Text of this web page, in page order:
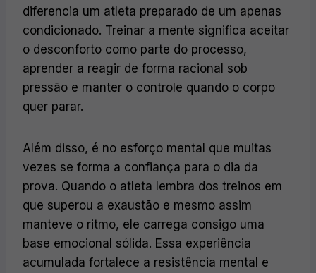
diferencia um atleta preparado de um apenas
condicionado. Treinar a mente significa aceitar
o desconforto como parte do processo,
aprender a reagir de forma racional sob
pressão e manter o controle quando o corpo
quer parar.
Além disso, é no esforço mental que muitas
vezes se forma a confiança para o dia da
prova. Quando o atleta lembra dos treinos em
que superou a exaustão e mesmo assim
manteve o ritmo, ele carrega consigo uma
base emocional sólida. Essa experiência
acumulada fortalece a resistência mental e